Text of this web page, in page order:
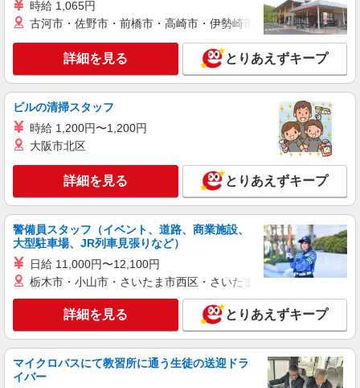
時給1,550円以上 試用期間中 時給1,550円以上
(試用期間2ヶ月) 残業が発生した場合、残業代を1
分単位で別途支給します。
大成建設本社 （東京都新宿区西新宿1-25-1
新宿センタービル6階）
キープ 詳細を見る
アルバイト パート
コンパスグループ・ジャパン株式会社 31905_p
NEW
調理補助【アルバイト・パート】
時給1,226円以上 試用期間中 時給1,226円以上
(試用期間2ヶ月) 残業が発生した場合、残業代を1
分単位で別途支給します。
東京都庁 （東京都新宿区西新宿2‐8‐1 東京
都庁第一本庁舎32階）
キープ 詳細を見る
パート
コンパスグループ・ジャパン株式会社 20418_p
NEW
調理補助【アルバイト・パート】
時給1,300円以上 試用期間中 時給1,300円以上
時給 1,065円
古河市・佐野市・前橋市・高崎市・伊勢崎市・太田市・館林市
詳細を見る とりあえずキープ
ビルの清掃スタッフ
時給 1,200円〜1,200円
大阪市北区
詳細を見る とりあえずキープ
警備員スタッフ（イベント、道路、商業施設、
大型駐車場、JR列車見張りなど）
日給 11,000円〜12,100円
栃木市・小山市・さいたま市西区・さいたま市岩槻区・久喜市・
詳細を見る とりあえずキープ
マイクロバスにて教習所に通う生徒の送迎ドラ
イバー